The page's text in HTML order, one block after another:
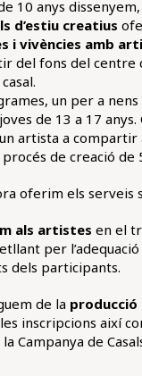
10 anys
d’estiu creatius
i vivències amb
del fons del centre
un per a nens
de 13 a 17 anys.
artista a compartir
de creació de
oferim els serveis
als artistes en el
per
dels participants.
de la producció
inscripcions així
Campanya de